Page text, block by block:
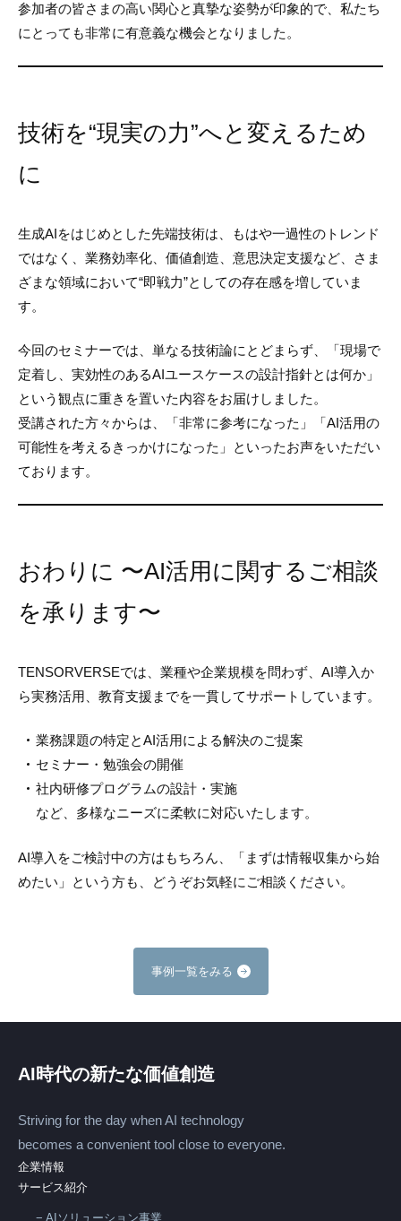
参加者の皆さまの高い関心と真摯な姿勢が印象的で、私たち
にとっても非常に有意義な機会となりました。
技術を“現実の力”へと変えるため
に
生成AIをはじめとした先端技術は、もはや一過性のトレンド
ではなく、業務効率化、価値創造、意思決定支援など、さま
ざまな領域において“即戦力”としての存在感を増していま
す。
今回のセミナーでは、単なる技術論にとどまらず、「現場で
定着し、実効性のあるAIユースケースの設計指針とは何か」
という観点に重きを置いた内容をお届けしました。
受講された方々からは、「非常に参考になった」「AI活用の
可能性を考えるきっかけになった」といったお声をいただい
ております。
おわりに 〜AI活用に関するご相談
を承ります〜
TENSORVERSEでは、業種や企業規模を問わず、AI導入か
ら実務活用、教育支援までを一貫してサポートしています。
業務課題の特定とAI活用による解決のご提案
セミナー・勉強会の開催
社内研修プログラムの設計・実施
など、多様なニーズに柔軟に対応いたします。
AI導入をご検討中の方はもちろん、「まずは情報収集から始
めたい」という方も、どうぞお気軽にご相談ください。
事例一覧をみる
AI時代の新たな価値創造
Striving for the day when AI technology
becomes a convenient tool close to everyone.
企業情報
サービス紹介
AIソリューション事業